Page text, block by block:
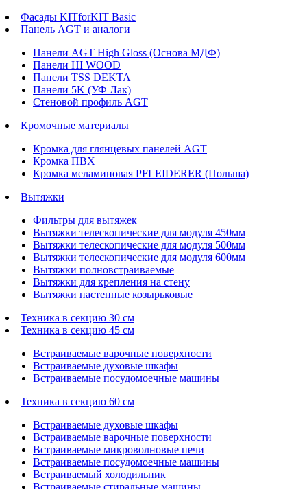
Фасады KITforKIT Basic
Панель AGT и аналоги
Панели AGT High Gloss (Основа МДФ)
Панели HI WOOD
Панели TSS DEKTA
Панели 5K (УФ Лак)
Стеновой профиль AGT
Кромочные материалы
Кромка для глянцевых панелей AGT
Кромка ПВХ
Кромка меламиновая PFLEIDERER (Польша)
Вытяжки
Фильтры для вытяжек
Вытяжки телескопические для модуля 450мм
Вытяжки телескопические для модуля 500мм
Вытяжки телескопические для модуля 600мм
Вытяжки полновстраиваемые
Вытяжки для крепления на стену
Вытяжки настенные козырьковые
Техника в секцию 30 см
Техника в секцию 45 см
Встраиваемые варочные поверхности
Встраиваемые духовые шкафы
Встраиваемые посудомоечные машины
Техника в секцию 60 см
Встраиваемые духовые шкафы
Встраиваемые варочные поверхности
Встраиваемые микроволновые печи
Встраиваемые посудомоечные машины
Встраиваемый холодильник
Встраиваемые стиральные машины